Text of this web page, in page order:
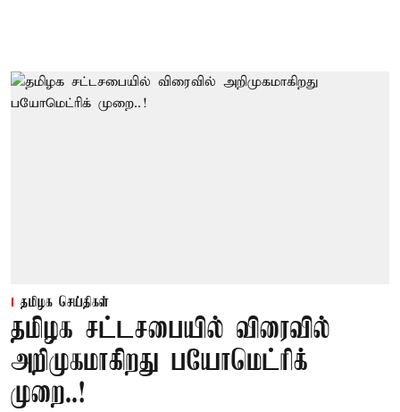
தமிழக செய்திகள்
தமிழக சட்டசபையில் விரைவில்
அறிமுகமாகிறது பயோமெட்ரிக்
முறை..!